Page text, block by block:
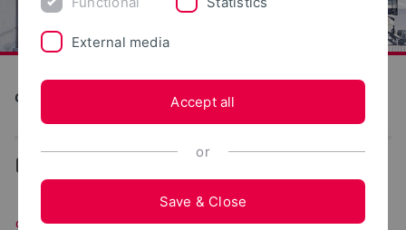
Construction and Environment
External media
Accept all
or
Save & Close